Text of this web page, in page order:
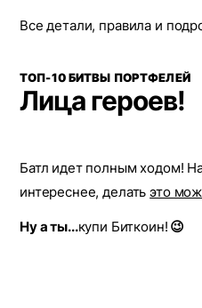
Все детали, правила и
ТОП-10 БИТВЫ ПОРТФЕЛЕЙ
Лица героев!
Батл идет полным ходом!
интереснее, делатьэто
Ну а ты...купи Биткоин! 😉